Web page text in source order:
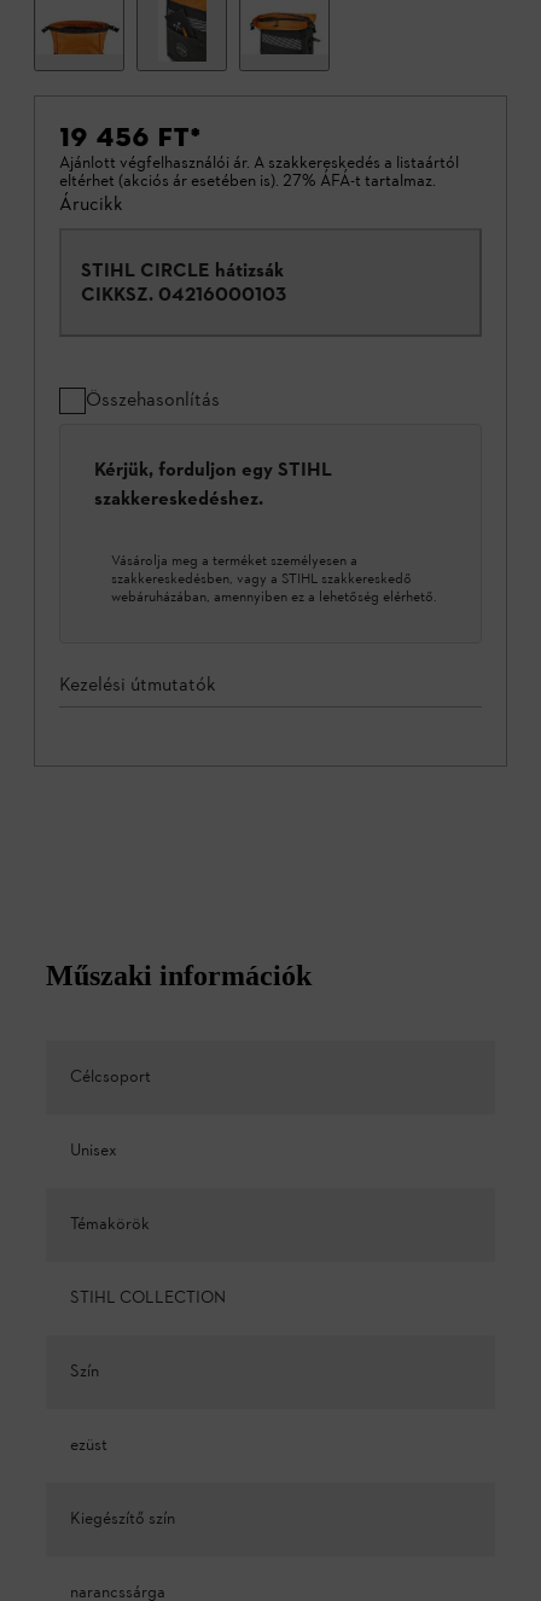
19 456 FT*
Ajánlott végfelhasználói ár. A szakkereskedés a listaártól
eltérhet (akciós ár esetében is). 27% ÁFÁ-t tartalmaz.
Árucikk
STIHL CIRCLE hátizsák
CIKKSZ. 04216000103
Összehasonlítás
Kérjük, forduljon egy STIHL
szakkereskedéshez.
Vásárolja meg a terméket személyesen a
szakkereskedésben, vagy a STIHL szakkereskedő
webáruházában, amennyiben ez a lehetőség elérhető.
Kezelési útmutatók
Műszaki információk
Célcsoport
Unisex
Témakörök
STIHL COLLECTION
Szín
ezüst
Kiegészítő szín
narancssárga